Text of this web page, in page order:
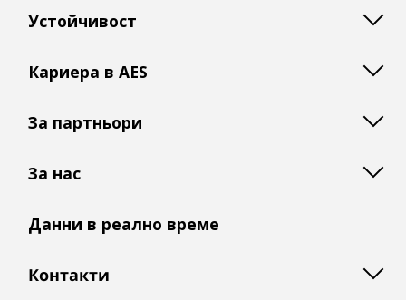
Footer: Bulgaria
Устойчивост
Кариера в AES
За партньори
За нас
Данни в реално време
Контакти